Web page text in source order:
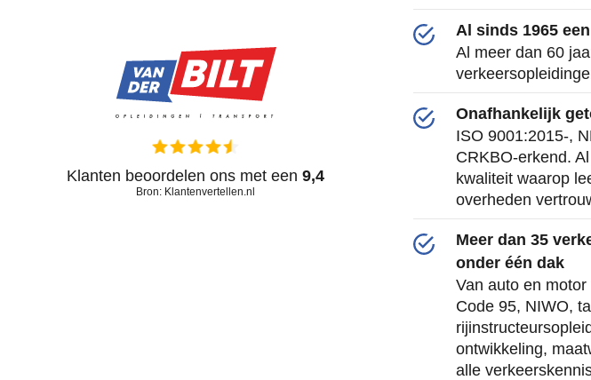
Klanten beoordelen ons met een9,4
Bron: Klantenvertellen.nl
Al sinds 1965
Al meer dan 60
Onafhankelijk
ISO 9001:2015-,
CRKBO-erkend.
kwaliteit waarop
overheden
Meer dan 35
onder één dak
Van auto en
Code 95, NIWO,
ontwikkeling,
alle